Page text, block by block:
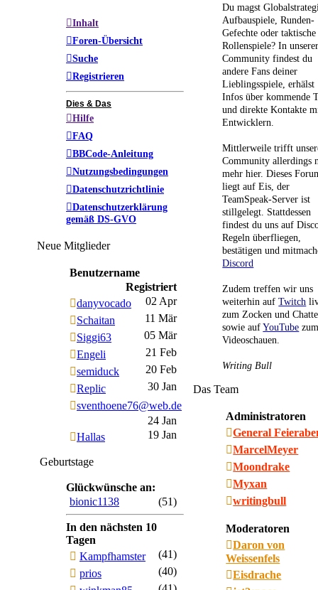
Inhalt
Foren-Übersicht
Suche
Registrieren
Dies & Das
Hilfe
FAQ
BBCode-Anleitung
Nutzungsbedingungen
Datenschutzrichtlinie
Datenschutzerklärung
gemäß DS-GVO
Neue Mitglieder
Benutzername
Registriert
danyvocado
02 Apr
Schaitan
11 Mär
Siggi63
05 Mär
Engeli
21 Feb
semiduck
20 Feb
Replic
30 Jan
sventhoene76@web.de
24 Jan
Hallas
19 Jan
Geburtstage
Glückwünsche an:
bionic1138
(51)
In den nächsten 10
Tagen
Kampfhamster
(41)
prios
(40)
Du magst
Aufbauspiele, Runden-
Gefechte oder taktische
Rollenspiele? In
Community findest du
andere Fans deiner
Lieblingsspiele, erhälst
Infos über kommende
und direkte Kontakte
Entwicklern.
Mittlerweile trifft
Community allerdings
mehr hier. Dieses
liegt auf Eis, der
TeamSpeak-Server ist
stillgelegt. Stattdessen
findest du uns auf
Regeln überfliegen,
bestätigen und
Discord
Zudem treffen wir uns
weiterhin aufTwitch
zum Zocken und
sowie aufYouTube
Videoschauen.
Writing Bull
Das Team
Administratoren
General
MarcelMeyer
Moondrake
Myxan
writingbull
Moderatoren
Daron von
Weissenfels
Eisdrache